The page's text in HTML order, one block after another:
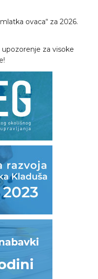
ovaca“ za 2026.
za visoke